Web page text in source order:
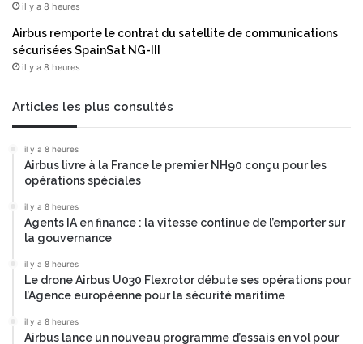
il y a 8 heures
Airbus remporte le contrat du satellite de communications
sécurisées SpainSat NG-III
il y a 8 heures
Articles les plus consultés
il y a 8 heures
Airbus livre à la France le premier NH90 conçu pour les
opérations spéciales
il y a 8 heures
Agents IA en finance : la vitesse continue de l’emporter sur
la gouvernance
il y a 8 heures
Le drone Airbus U030 Flexrotor débute ses opérations pour
l’Agence européenne pour la sécurité maritime
il y a 8 heures
Airbus lance un nouveau programme d’essais en vol pour